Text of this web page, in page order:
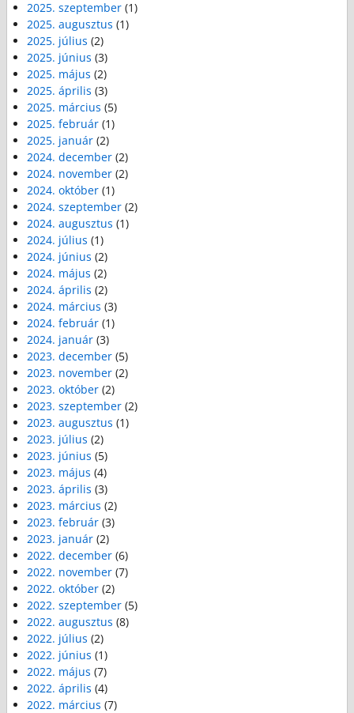
2025. szeptember (1)
2025. augusztus (1)
2025. július (2)
2025. június (3)
2025. május (2)
2025. április (3)
2025. március (5)
2025. február (1)
2025. január (2)
2024. december (2)
2024. november (2)
2024. október (1)
2024. szeptember (2)
2024. augusztus (1)
2024. július (1)
2024. június (2)
2024. május (2)
2024. április (2)
2024. március (3)
2024. február (1)
2024. január (3)
2023. december (5)
2023. november (2)
2023. október (2)
2023. szeptember (2)
2023. augusztus (1)
2023. július (2)
2023. június (5)
2023. május (4)
2023. április (3)
2023. március (2)
2023. február (3)
2023. január (2)
2022. december (6)
2022. november (7)
2022. október (2)
2022. szeptember (5)
2022. augusztus (8)
2022. július (2)
2022. június (1)
2022. május (7)
2022. április (4)
2022. március (7)